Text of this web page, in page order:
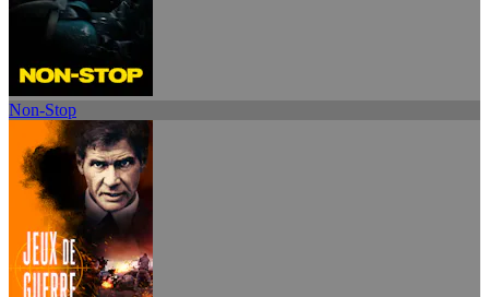
Non-Stop